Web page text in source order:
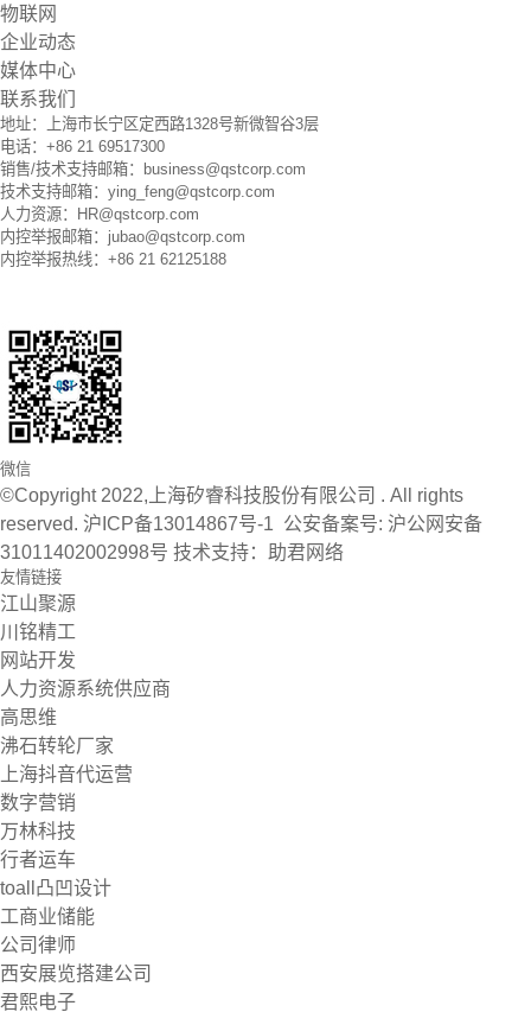
物联网
企业动态
媒体中心
联系我们
地址：上海市长宁区定西路1328号新微智谷3层
电话：+86 21 69517300
销售/技术支持邮箱：business@qstcorp.com
技术支持邮箱：ying_feng@qstcorp.com
人力资源：HR@qstcorp.com
内控举报邮箱：jubao@qstcorp.com
内控举报热线：+86 21 62125188
微信
©Copyright 2022,上海矽睿科技股份有限公司 . All rights
reserved. 沪ICP备13014867号-1 公安备案号: 沪公网安备
31011402002998号 技术支持： 助君网络
友情链接
江山聚源
川铭精工
网站开发
人力资源系统供应商
高思维
沸石转轮厂家
上海抖音代运营
数字营销
万林科技
行者运车
toall凸凹设计
工商业储能
公司律师
西安展览搭建公司
君熙电子